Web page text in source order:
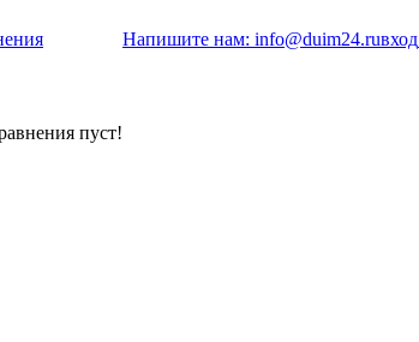
пуст!
Напишите нам: info@duim24.ruвход